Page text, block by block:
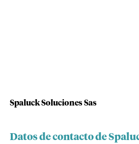
Spaluck Soluciones Sas
Datos de contacto de